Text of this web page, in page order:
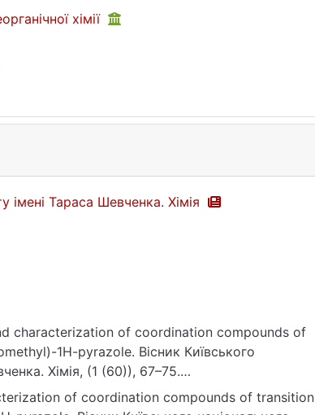
хімії
імені Тараса Шевченка. Хімія
characterization of coordination compounds of
1H-pyrazole. Вісник Київського
Хімія, (1 (60)), 67–75.
of coordination compounds of transition